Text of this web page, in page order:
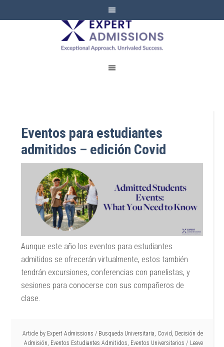
EXPERT
ADMISSIONS
Eventos para estudiantes
admitidos – edición Covid
Aunque este año los eventos para estudiantes
admitidos se ofrecerán virtualmente, estos también
tendrán excursiones, conferencias con panelistas, y
sesiones para conocerse con sus compañeros de
clase.
Article by Expert Admissions / Busqueda Universitaria Covid Decisión de
Admisión Eventos Estudiantes Admitidos Eventos Universitarios
Leave